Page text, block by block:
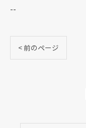
--
< 前のページ